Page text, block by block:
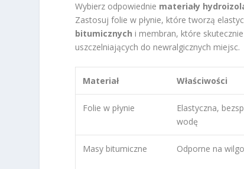
Wybierz odpowiednie materiały
Zastosuj folie w płynie, które tworzą
bitumicznych i membran, które
uszczelniających do newralgicznych miejsc.
Materiał Właściwości
Folie w płynie
Elastyczna,
wodę
Masy bitumiczne Odporne na